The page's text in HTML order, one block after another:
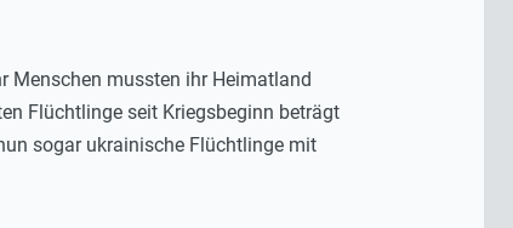
Menschen mussten ihr Heimatland
Flüchtlinge seit Kriegsbeginn beträgt
sogar ukrainische Flüchtlinge mit